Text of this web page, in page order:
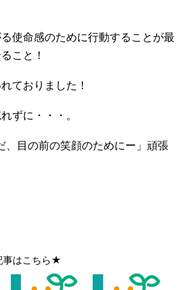
使命感のために行動することが最
こと！
ておりました！
ずに・・・。
、目の前の笑顔のためにー」頑張
事はこちら★